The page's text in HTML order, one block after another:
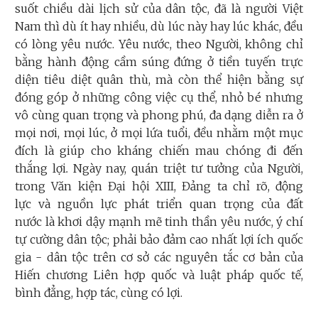
suốt chiều dài lịch sử của dân tộc, đã là người Việt
Nam thì dù ít hay nhiều, dù lúc này hay lúc khác, đều
có lòng yêu nước. Yêu nước, theo Người, không chỉ
bằng hành động cầm súng đứng ở tiền tuyến trực
diện tiêu diệt quân thù, mà còn thể hiện bằng sự
đóng góp ở những công việc cụ thể, nhỏ bé nhưng
vô cùng quan trọng và phong phú, đa dạng diễn ra ở
mọi nơi, mọi lúc, ở mọi lứa tuổi, đều nhằm một mục
đích là giúp cho kháng chiến mau chóng đi đến
thắng lợi. Ngày nay, quán triệt tư tưởng của Người,
trong Văn kiện Đại hội XIII, Đảng ta chỉ rõ, động
lực và nguồn lực phát triển quan trọng của đất
nước là khơi dậy mạnh mẽ tinh thần yêu nước, ý chí
tự cường dân tộc; phải bảo đảm cao nhất lợi ích quốc
gia - dân tộc trên cơ sở các nguyên tắc cơ bản của
Hiến chương Liên hợp quốc và luật pháp quốc tế,
bình đẳng, hợp tác, cùng có lợi.